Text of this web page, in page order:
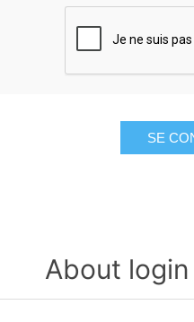
SE
About